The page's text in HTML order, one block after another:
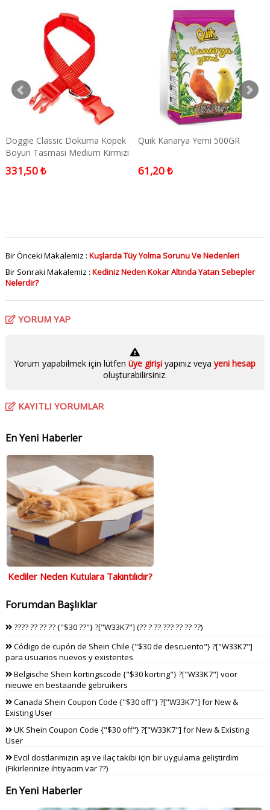
Doggie Classic Dokuma Köpek
Boyun Tasması Medium Kırmızı
1,5x25-40 Cm
331,50 ₺
Quık Kanarya Yemi 500GR
61,20 ₺
Bir Önceki Makalemiz : Kuşlarda Tüy Yolma Sorunu Ve Nedenleri
Bir Sonraki Makalemiz : Kediniz Neden Kokar Altında Yatan Sebepler
Nelerdir?
YORUM YAP
Yorum yapabilmek için lütfenüye girişiyapınız veya yeni hesap
oluşturabilirsiniz.
KAYITLI YORUMLAR
En Yeni Haberler
Kediler Neden Kutulara Takıntılıdır?
Forumdan Başlıklar
???? ?? ?? ?? {"$30 ??"} ?["W33K7"] (?? ? ?? ??? ?? ?? ??)
Código de cupón de Shein Chile {"$30 de descuento"} ?["W33K7"]
para usuarios nuevos y existentes
Belgische Shein kortingscode {"$30 korting"} ?["W33K7"] voor
nieuwe en bestaande gebruikers
Canada Shein Coupon Code {"$30 off"} ?["W33K7"] for New &
Existing User
UK Shein Coupon Code {"$30 off"} ?["W33K7"] for New & Existing
User
Evcil dostlarımızın aşı ve ilaç takibi için bir uygulama geliştirdim
(Fikirlerinize ihtiyacım var ??)
En Yeni Haberler